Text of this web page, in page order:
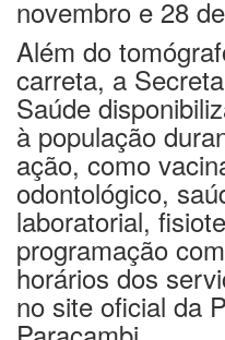
novembro e 28
Além do
carreta, a
Saúde
à população
ação, como
odontológico,
laboratorial,
programação
horários dos
no site oficial da